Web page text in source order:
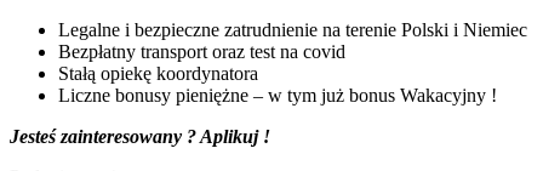
Legalne i bezpieczne zatrudnienie na terenie Polski i Niemiec
Bezpłatny transport oraz test na covid
Stałą opiekę koordynatora
Liczne bonusy pieniężne – w tym już bonus Wakacyjny !
Jesteś zainteresowany ? Aplikuj !